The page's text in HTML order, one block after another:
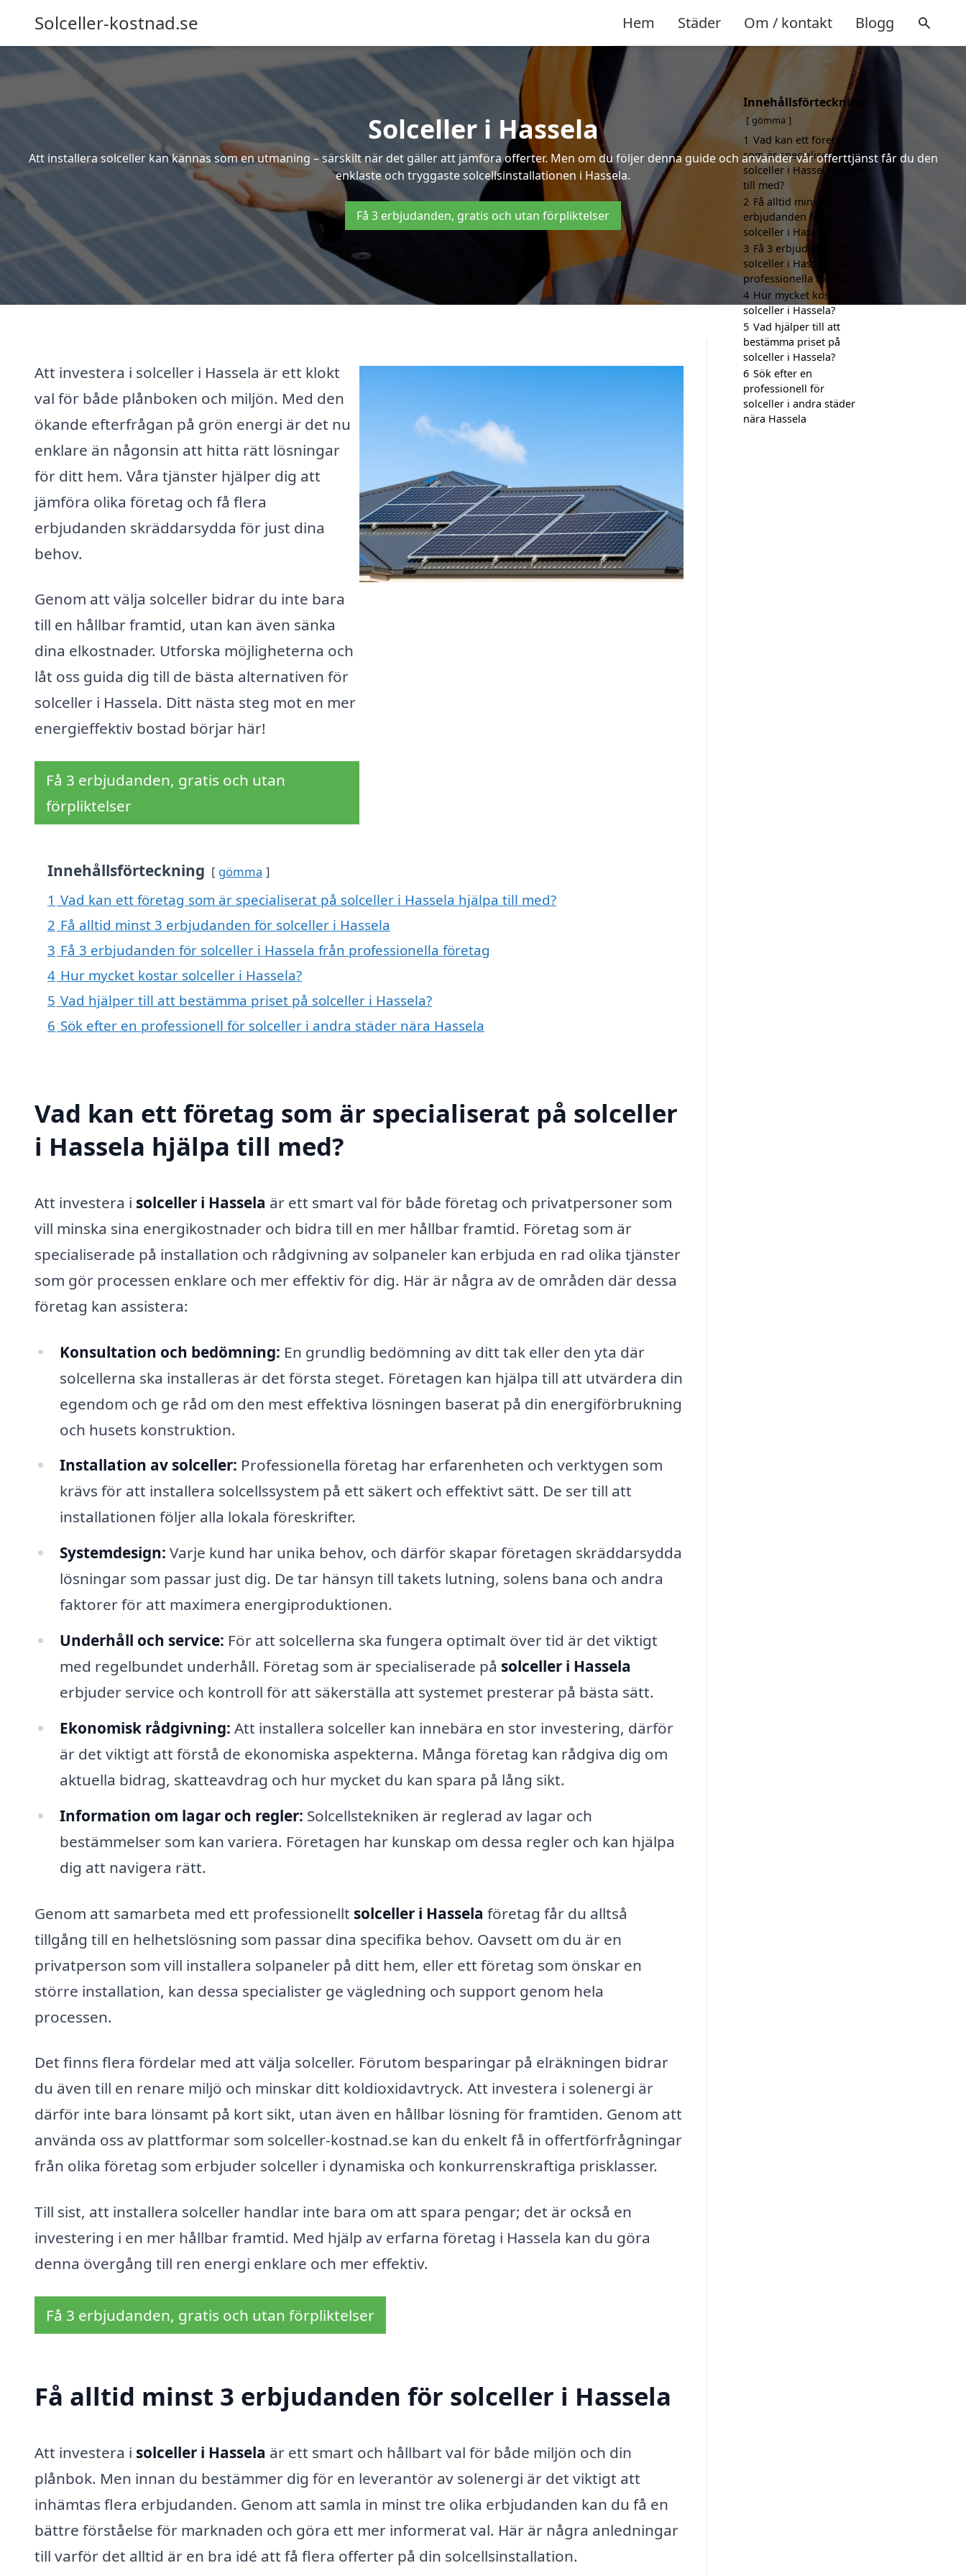
Solceller-kostnad.se Hem Städer Om / kontakt Blogg
Solceller i Hassela
Att installera solceller kan kännas som en utmaning – särskilt när det gäller att jämföra offerter. Men om du följer denna guide och använder vår offerttjänst får du den
enklaste och tryggaste solcellsinstallationen i Hassela.
Få 3 erbjudanden, gratis och utan förpliktelser
Att investera i solceller i Hassela är ett klokt
val för både plånboken och miljön. Med den
ökande efterfrågan på grön energi är det nu
enklare än någonsin att hitta rätt lösningar
för ditt hem. Våra tjänster hjälper dig att
jämföra olika företag och få flera
erbjudanden skräddarsydda för just dina
behov.
Genom att välja solceller bidrar du inte bara
till en hållbar framtid, utan kan även sänka
dina elkostnader. Utforska möjligheterna och
låt oss guida dig till de bästa alternativen för
solceller i Hassela. Ditt nästa steg mot en mer
energieffektiv bostad börjar här!
Få 3 erbjudanden, gratis och utan
förpliktelser
Innehållsförteckning gömma
1 Vad kan ett företag som är specialiserat på solceller i Hassela hjälpa till med?
2 Få alltid minst 3 erbjudanden för solceller i Hassela
3 Få 3 erbjudanden för solceller i Hassela från professionella företag
4 Hur mycket kostar solceller i Hassela?
5 Vad hjälper till att bestämma priset på solceller i Hassela?
6 Sök efter en professionell för solceller i andra städer nära Hassela
Vad kan ett företag som är specialiserat på solceller
i Hassela hjälpa till med?
Att investera i solceller i Hassela är ett smart val för både företag och privatpersoner som
vill minska sina energikostnader och bidra till en mer hållbar framtid. Företag som är
specialiserade på installation och rådgivning av solpaneler kan erbjuda en rad olika tjänster
som gör processen enklare och mer effektiv för dig. Här är några av de områden där dessa
företag kan assistera:
Konsultation och bedömning: En grundlig bedömning av ditt tak eller den yta där
solcellerna ska installeras är det första steget. Företagen kan hjälpa till att utvärdera din
egendom och ge råd om den mest effektiva lösningen baserat på din energiförbrukning
och husets konstruktion.
Installation av solceller: Professionella företag har erfarenheten och verktygen som
krävs för att installera solcellssystem på ett säkert och effektivt sätt. De ser till att
installationen följer alla lokala föreskrifter.
Systemdesign: Varje kund har unika behov, och därför skapar företagen skräddarsydda
lösningar som passar just dig. De tar hänsyn till takets lutning, solens bana och andra
faktorer för att maximera energiproduktionen.
Underhåll och service: För att solcellerna ska fungera optimalt över tid är det viktigt
med regelbundet underhåll. Företag som är specialiserade på solceller i Hassela
erbjuder service och kontroll för att säkerställa att systemet presterar på bästa sätt.
Ekonomisk rådgivning: Att installera solceller kan innebära en stor investering, därför
är det viktigt att förstå de ekonomiska aspekterna. Många företag kan rådgiva dig om
aktuella bidrag, skatteavdrag och hur mycket du kan spara på lång sikt.
Information om lagar och regler: Solcellstekniken är reglerad av lagar och
bestämmelser som kan variera. Företagen har kunskap om dessa regler och kan hjälpa
dig att navigera rätt.
Genom att samarbeta med ett professionellt solceller i Hassela företag får du alltså
tillgång till en helhetslösning som passar dina specifika behov. Oavsett om du är en
privatperson som vill installera solpaneler på ditt hem, eller ett företag som önskar en
större installation, kan dessa specialister ge vägledning och support genom hela
processen.
Det finns flera fördelar med att välja solceller. Förutom besparingar på elräkningen bidrar
du även till en renare miljö och minskar ditt koldioxidavtryck. Att investera i solenergi är
därför inte bara lönsamt på kort sikt, utan även en hållbar lösning för framtiden. Genom att
använda oss av plattformar som solceller-kostnad.se kan du enkelt få in offertförfrågningar
från olika företag som erbjuder solceller i dynamiska och konkurrenskraftiga prisklasser.
Till sist, att installera solceller handlar inte bara om att spara pengar; det är också en
investering i en mer hållbar framtid. Med hjälp av erfarna företag i Hassela kan du göra
denna övergång till ren energi enklare och mer effektiv.
Få 3 erbjudanden, gratis och utan förpliktelser
Få alltid minst 3 erbjudanden för solceller i Hassela
Att investera i solceller i Hassela är ett smart och hållbart val för både miljön och din
plånbok. Men innan du bestämmer dig för en leverantör av solenergi är det viktigt att
inhämtas flera erbjudanden. Genom att samla in minst tre olika erbjudanden kan du få en
bättre förståelse för marknaden och göra ett mer informerat val. Här är några anledningar
till varför det alltid är en bra idé att få flera offerter på din solcellsinstallation.
Innehållsförteckning
gömma
1 Vad kan ett företag
som är specialiserat på
solceller i Hassela hjälpa
till med?
2 Få alltid minst 3
erbjudanden för
solceller i Hassela
3 Få 3 erbjudanden för
solceller i Hassela från
professionella företag
4 Hur mycket kostar
solceller i Hassela?
5 Vad hjälper till att
bestämma priset på
solceller i Hassela?
6 Sök efter en
professionell för
solceller i andra städer
nära Hassela